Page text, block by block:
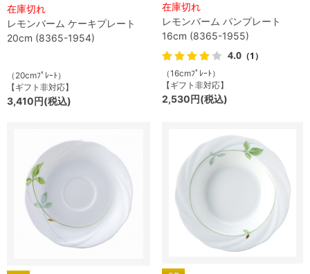
在庫切れ
レモンバーム ケーキプレート
20cm (8365-1954)
（20cmﾌﾟﾚｰﾄ）
【ギフト非対応】
3,410円(税込)
在庫切れ
レモンバーム パンプレート
16cm (8365-1955)
4.0 （1）
（16cmﾌﾟﾚｰﾄ）
【ギフト非対応】
2,530円(税込)